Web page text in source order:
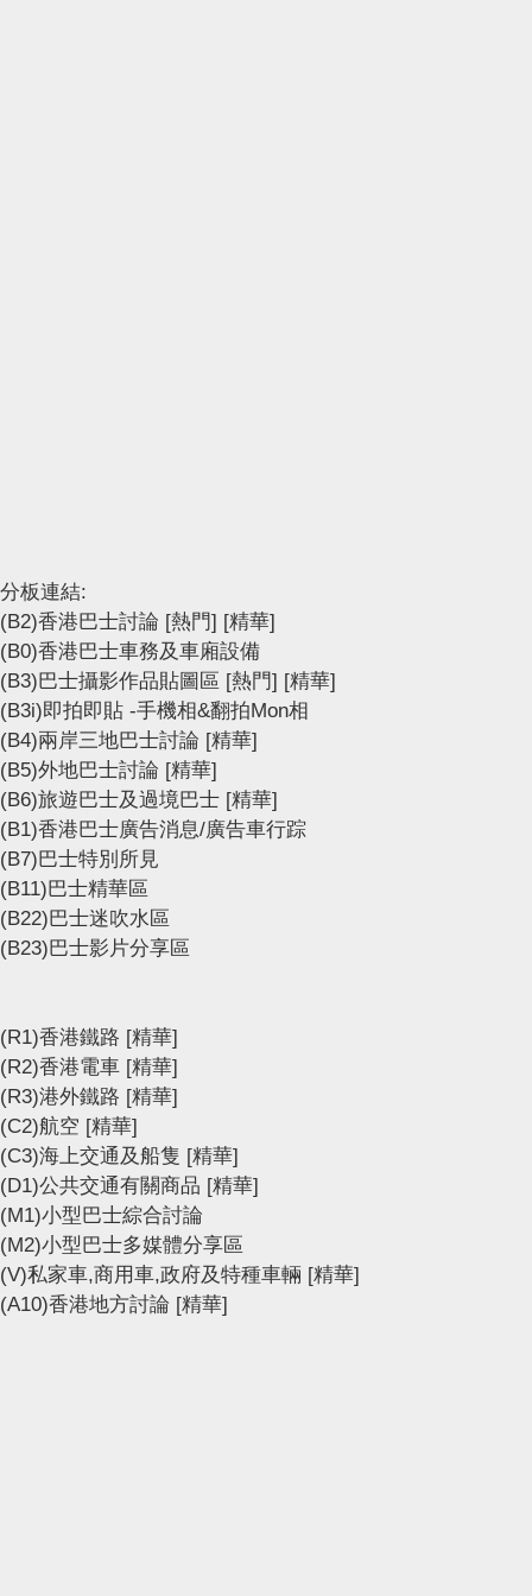
分板連結:
(B2)香港巴士討論 [熱門] [精華]
(B0)香港巴士車務及車廂設備
(B3)巴士攝影作品貼圖區 [熱門] [精華]
(B3i)即拍即貼 -手機相&翻拍Mon相
(B4)兩岸三地巴士討論 [精華]
(B5)外地巴士討論 [精華]
(B6)旅遊巴士及過境巴士 [精華]
(B1)香港巴士廣告消息/廣告車行踪
(B7)巴士特別所見
(B11)巴士精華區
(B22)巴士迷吹水區
(B23)巴士影片分享區
(R1)香港鐵路 [精華]
(R2)香港電車 [精華]
(R3)港外鐵路 [精華]
(C2)航空 [精華]
(C3)海上交通及船隻 [精華]
(D1)公共交通有關商品 [精華]
(M1)小型巴士綜合討論
(M2)小型巴士多媒體分享區
(V)私家車,商用車,政府及特種車輛 [精華]
(A10)香港地方討論 [精華]